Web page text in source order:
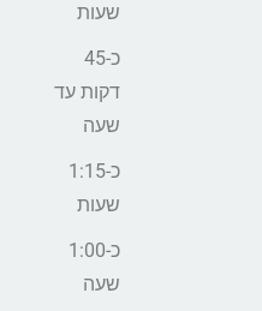
שעות
כ-45
דקות עד
שעה
כ-1:15
שעות
כ-1:00
שעה